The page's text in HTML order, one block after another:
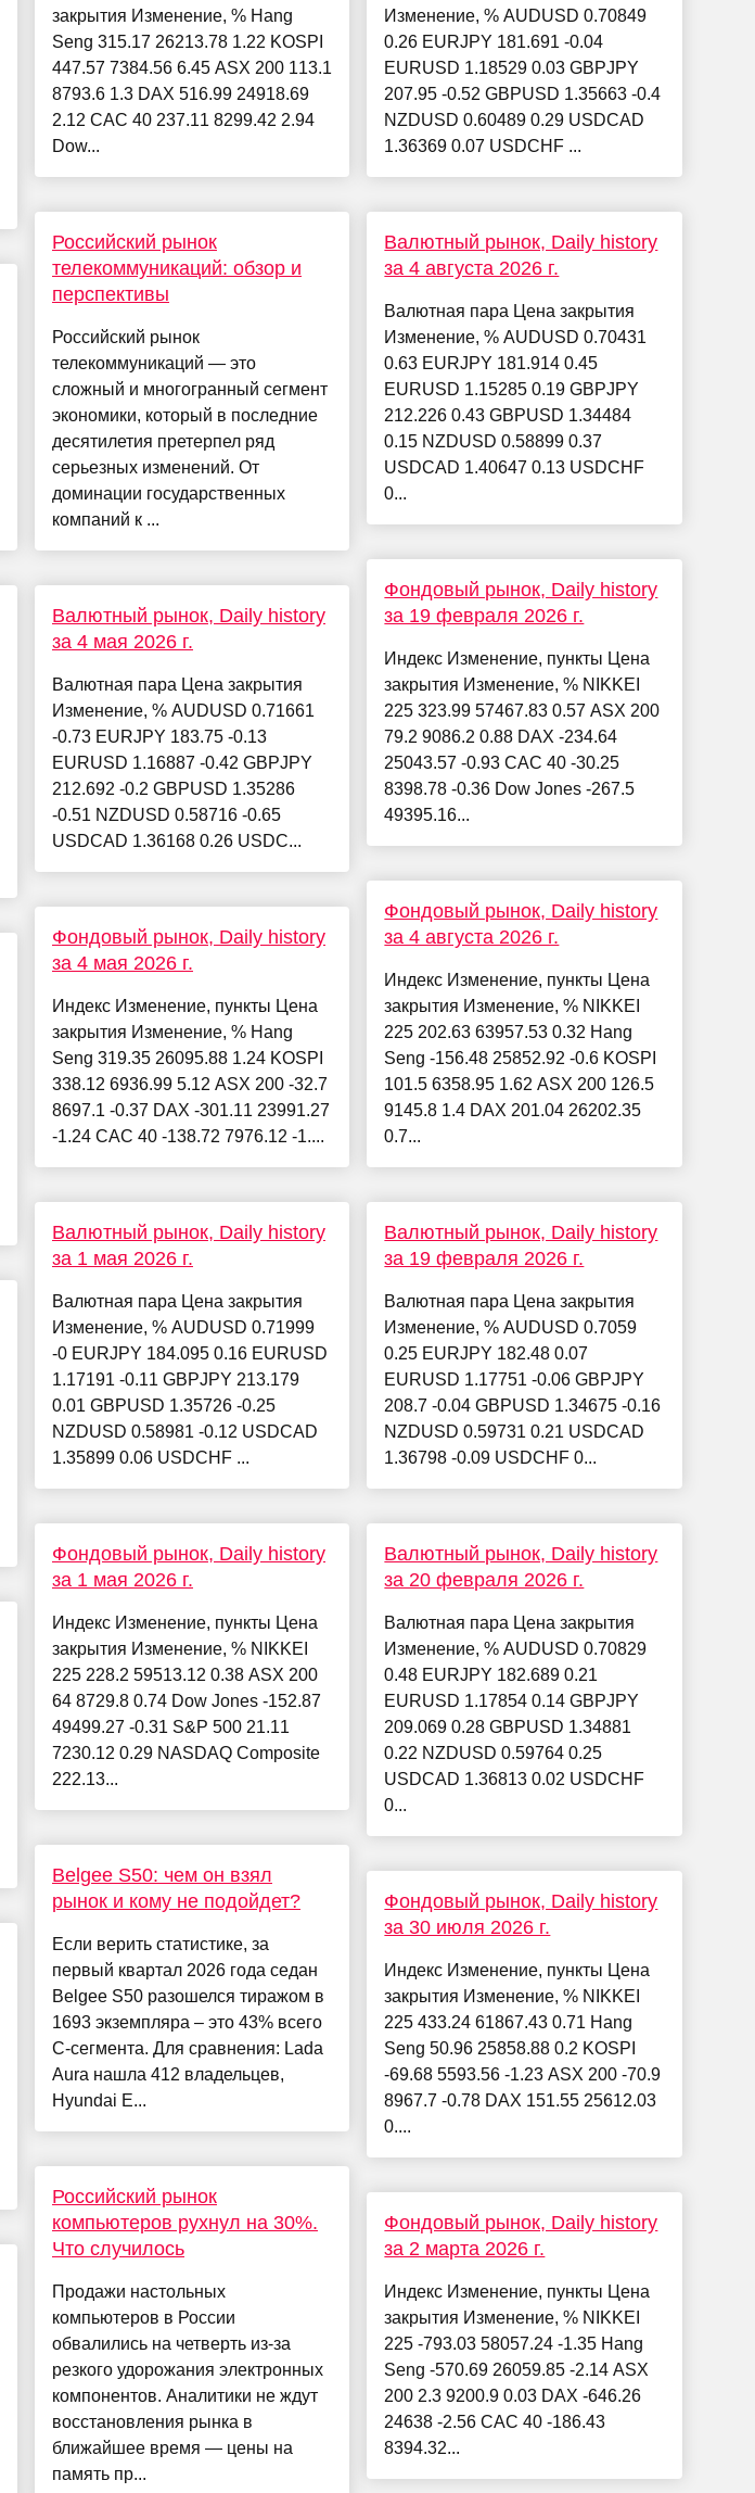
закрытия Изменение, % Hang
Seng 315.17 26213.78 1.22 KOSPI
447.57 7384.56 6.45 ASX 200 113.1
8793.6 1.3 DAX 516.99 24918.69
2.12 CAC 40 237.11 8299.42 2.94
Dow...
Российский рынок
телекоммуникаций: обзор и
перспективы
Российский рынок
телекоммуникаций — это
сложный и многогранный сегмент
экономики, который в последние
десятилетия претерпел ряд
серьезных изменений. От
доминации государственных
компаний к ...
Валютный рынок, Daily history
за 4 мая 2026 г.
Валютная пара Цена закрытия
Изменение, % AUDUSD 0.71661
-0.73 EURJPY 183.75 -0.13
EURUSD 1.16887 -0.42 GBPJPY
212.692 -0.2 GBPUSD 1.35286
-0.51 NZDUSD 0.58716 -0.65
USDCAD 1.36168 0.26 USDC...
Фондовый рынок, Daily history
за 4 мая 2026 г.
Индекс Изменение, пункты Цена
закрытия Изменение, % Hang
Seng 319.35 26095.88 1.24 KOSPI
338.12 6936.99 5.12 ASX 200 -32.7
8697.1 -0.37 DAX -301.11 23991.27
-1.24 CAC 40 -138.72 7976.12 -1....
Валютный рынок, Daily history
за 1 мая 2026 г.
Валютная пара Цена закрытия
Изменение, % AUDUSD 0.71999
-0 EURJPY 184.095 0.16 EURUSD
1.17191 -0.11 GBPJPY 213.179
0.01 GBPUSD 1.35726 -0.25
NZDUSD 0.58981 -0.12 USDCAD
1.35899 0.06 USDCHF ...
Фондовый рынок, Daily history
за 1 мая 2026 г.
Индекс Изменение, пункты Цена
закрытия Изменение, % NIKKEI
225 228.2 59513.12 0.38 ASX 200
64 8729.8 0.74 Dow Jones -152.87
49499.27 -0.31 S&P 500 21.11
7230.12 0.29 NASDAQ Composite
222.13...
Belgee S50: чем он взял
рынок и кому не подойдет?
Если верить статистике, за
первый квартал 2026 года седан
Belgee S50 разошелся тиражом в
1693 экземпляра – это 43% всего
С-сегмента. Для сравнения: Lada
Aura нашла 412 владельцев,
Hyundai E...
Российский рынок
компьютеров рухнул на 30%.
Что случилось
Продажи настольных
компьютеров в России
обвалились на четверть из-за
резкого удорожания электронных
компонентов. Аналитики не ждут
восстановления рынка в
ближайшее время — цены на
память пр...
Изменение, % AUDUSD 0.70849
0.26 EURJPY 181.691 -0.04
EURUSD 1.18529 0.03 GBPJPY
207.95 -0.52 GBPUSD 1.35663 -0.4
NZDUSD 0.60489 0.29 USDCAD
1.36369 0.07 USDCHF ...
Валютный рынок, Daily history
за 4 августа 2026 г.
Валютная пара Цена закрытия
Изменение, % AUDUSD 0.70431
0.63 EURJPY 181.914 0.45
EURUSD 1.15285 0.19 GBPJPY
212.226 0.43 GBPUSD 1.34484
0.15 NZDUSD 0.58899 0.37
USDCAD 1.40647 0.13 USDCHF
0...
Фондовый рынок, Daily history
за 19 февраля 2026 г.
Индекс Изменение, пункты Цена
закрытия Изменение, % NIKKEI
225 323.99 57467.83 0.57 ASX 200
79.2 9086.2 0.88 DAX -234.64
25043.57 -0.93 CAC 40 -30.25
8398.78 -0.36 Dow Jones -267.5
49395.16...
Фондовый рынок, Daily history
за 4 августа 2026 г.
Индекс Изменение, пункты Цена
закрытия Изменение, % NIKKEI
225 202.63 63957.53 0.32 Hang
Seng -156.48 25852.92 -0.6 KOSPI
101.5 6358.95 1.62 ASX 200 126.5
9145.8 1.4 DAX 201.04 26202.35
0.7...
Валютный рынок, Daily history
за 19 февраля 2026 г.
Валютная пара Цена закрытия
Изменение, % AUDUSD 0.7059
0.25 EURJPY 182.48 0.07
EURUSD 1.17751 -0.06 GBPJPY
208.7 -0.04 GBPUSD 1.34675 -0.16
NZDUSD 0.59731 0.21 USDCAD
1.36798 -0.09 USDCHF 0...
Валютный рынок, Daily history
за 20 февраля 2026 г.
Валютная пара Цена закрытия
Изменение, % AUDUSD 0.70829
0.48 EURJPY 182.689 0.21
EURUSD 1.17854 0.14 GBPJPY
209.069 0.28 GBPUSD 1.34881
0.22 NZDUSD 0.59764 0.25
USDCAD 1.36813 0.02 USDCHF
0...
Фондовый рынок, Daily history
за 30 июля 2026 г.
Индекс Изменение, пункты Цена
закрытия Изменение, % NIKKEI
225 433.24 61867.43 0.71 Hang
Seng 50.96 25858.88 0.2 KOSPI
-69.68 5593.56 -1.23 ASX 200 -70.9
8967.7 -0.78 DAX 151.55 25612.03
0....
Фондовый рынок, Daily history
за 2 марта 2026 г.
Индекс Изменение, пункты Цена
закрытия Изменение, % NIKKEI
225 -793.03 58057.24 -1.35 Hang
Seng -570.69 26059.85 -2.14 ASX
200 2.3 9200.9 0.03 DAX -646.26
24638 -2.56 CAC 40 -186.43
8394.32...